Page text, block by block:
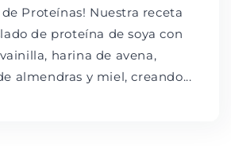
Proteínas! Nuestra receta
de proteína de soya con
harina de avena,
almendras y miel, creando...